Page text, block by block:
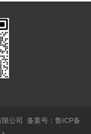
限公司备案号：鲁ICP备